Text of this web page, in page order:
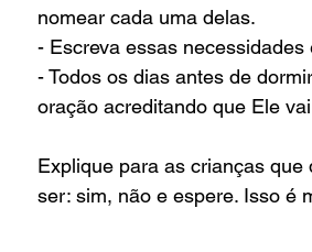
nomear cada uma delas.
- Escreva essas
- Todos os dias antes de
oração acreditando que Ele
Explique para as crianças
ser: sim, não e espere. Isso é